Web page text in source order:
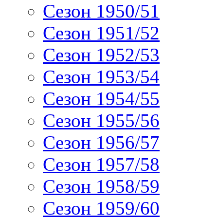
Сезон 1950/51
Сезон 1951/52
Сезон 1952/53
Сезон 1953/54
Сезон 1954/55
Сезон 1955/56
Сезон 1956/57
Сезон 1957/58
Сезон 1958/59
Сезон 1959/60